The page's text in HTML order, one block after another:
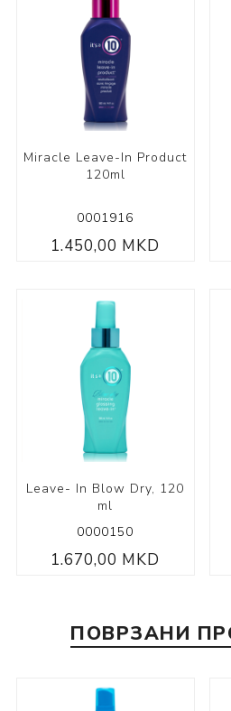
Miracle Leave-In Product
120ml
0001916
1.450,00 MKD
Leave- In Blow Dry, 120
ml
0000150
1.670,00 MKD
ПОВРЗАНИ